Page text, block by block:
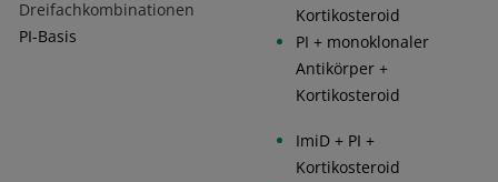
Dreifachkombinationen
PI-Basis
Kortikosteroid
PI + monoklonaler
Antikörper +
Kortikosteroid
ImiD + PI +
Kortikosteroid